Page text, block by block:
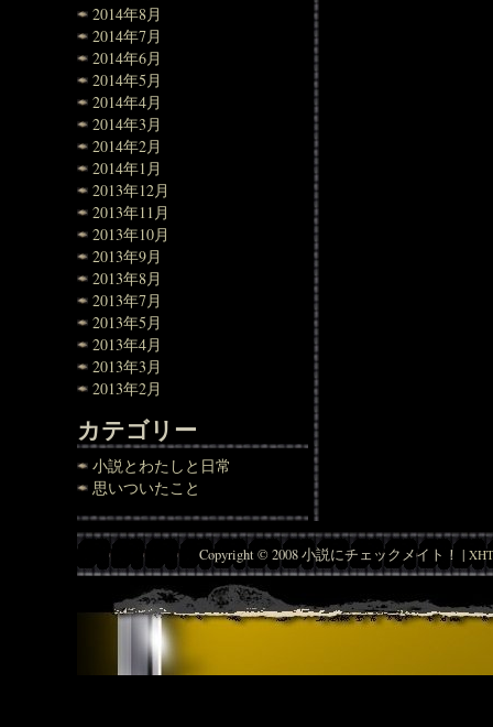
2014年8月
2014年7月
2014年6月
2014年5月
2014年4月
2014年3月
2014年2月
2014年1月
2013年12月
2013年11月
2013年10月
2013年9月
2013年8月
2013年7月
2013年5月
2013年4月
2013年3月
2013年2月
カテゴリー
小説とわたしと日常
思いついたこと
Copyright © 2008 小説にチェックメイト！ |